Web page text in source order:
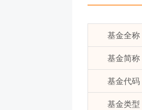
基金全称
基金简称
基金代码
基金类型